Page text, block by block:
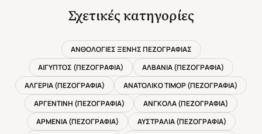
Σχετικές κατηγορίες
ΑΝΘΟΛΟΓΙΕΣ ΞΕΝΗΣ ΠΕΖΟΓΡΑΦΙΑΣ
ΑΙΓΥΠΤΟΣ (ΠΕΖΟΓΡΑΦΙΑ)
ΑΛΒΑΝΙΑ (ΠΕΖΟΓΡΑΦΙΑ)
ΑΛΓΕΡΙΑ (ΠΕΖΟΓΡΑΦΙΑ)
ΑΝΑΤΟΛΙΚΟ ΤΙΜΟΡ (ΠΕΖΟΓΡΑΦΙΑ)
ΑΡΓΕΝΤΙΝΗ (ΠΕΖΟΓΡΑΦΙΑ)
ΑΝΓΚΟΛΑ (ΠΕΖΟΓΡΑΦΙΑ)
ΑΡΜΕΝΙΑ (ΠΕΖΟΓΡΑΦΙΑ)
ΑΥΣΤΡΑΛΙΑ (ΠΕΖΟΓΡΑΦΙΑ)